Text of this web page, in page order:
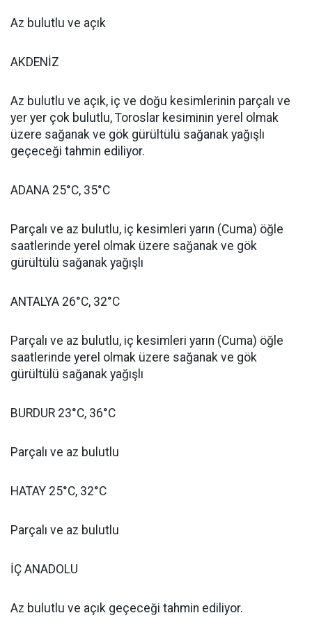
Az bulutlu ve açık
AKDENİZ
Az bulutlu ve açık, iç ve doğu kesimlerinin parçalı ve
yer yer çok bulutlu, Toroslar kesiminin yerel olmak
üzere sağanak ve gök gürültülü sağanak yağışlı
geçeceği tahmin ediliyor.
ADANA 25°C, 35°C
Parçalı ve az bulutlu, iç kesimleri yarın (Cuma) öğle
saatlerinde yerel olmak üzere sağanak ve gök
gürültülü sağanak yağışlı
ANTALYA 26°C, 32°C
Parçalı ve az bulutlu, iç kesimleri yarın (Cuma) öğle
saatlerinde yerel olmak üzere sağanak ve gök
gürültülü sağanak yağışlı
BURDUR 23°C, 36°C
Parçalı ve az bulutlu
HATAY 25°C, 32°C
Parçalı ve az bulutlu
İÇ ANADOLU
Az bulutlu ve açık geçeceği tahmin ediliyor.